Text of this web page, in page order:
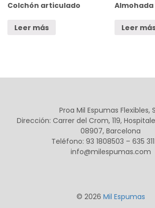
Colchón articulado
Leer más Leer
Proa Mil Espumas Flexibles,
Dirección: Carrer del Crom, 119,
08907, Barcelona
Teléfono: 93 1808503 – 635
info@milespumas.com
© 2026 Mil Espumas